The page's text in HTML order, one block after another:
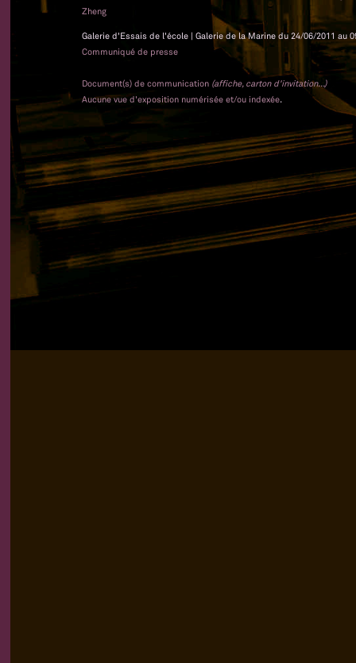
Zheng
Galerie d'Essais de l'école | Galerie de la Marine du 24/06/2011 au
Communiqué de presse
Document(s) de communication (affiche, carton d'invitation...)
Aucune vue d'exposition numérisée et/ou indexée.